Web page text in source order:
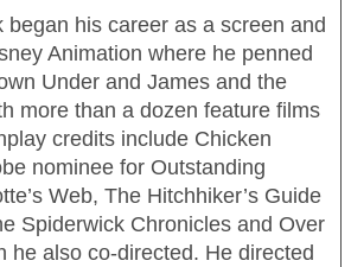
began his career as a screen and
Animation where he penned
Under and James and the
more than a dozen feature films
credits include Chicken
nomi­nee for Outstanding
Web, The Hitchhiker’s Guide
Spiderwick Chronicles and Over
he also co-directed. He directed